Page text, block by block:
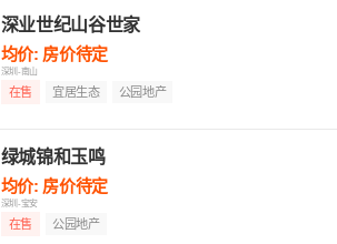
深业世纪山谷世家
均价: 房价待定
深圳-南山
在售 宜居生态 公园地产
绿城锦和玉鸣
均价: 房价待定
深圳-宝安
在售 公园地产